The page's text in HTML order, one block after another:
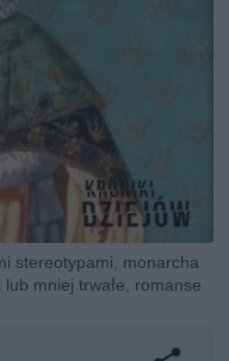
stereotypami, monarcha
mniej trwałe, romanse